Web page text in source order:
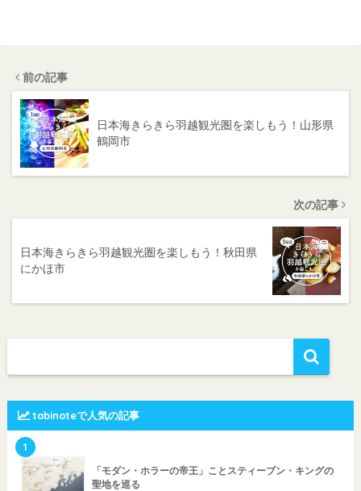
前の記事
日本海きらきら羽越観光圏を楽しもう！山形県
鶴岡市
次の記事
日本海きらきら羽越観光圏を楽しもう！秋田県
にかほ市
tabinoteで人気の記事
1
「モダン・ホラーの帝王」ことスティーブン・キングの
聖地を巡る